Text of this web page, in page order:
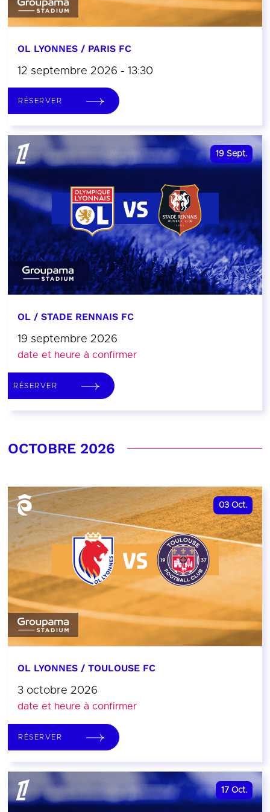
OL LYONNES / PARIS FC
12 septembre 2026 - 13:30
RÉSERVER
19 Sept.
OL / STADE RENNAIS FC
19 septembre 2026
date et heure à confirmer
RÉSERVER
OCTOBRE 2026
03 Oct.
OL LYONNES / TOULOUSE FC
3 octobre 2026
date et heure à confirmer
RÉSERVER
17 Oct.